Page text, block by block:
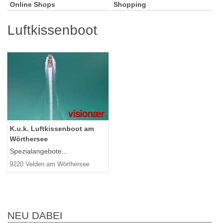
Online Shops Shopping
Luftkissenboot
K.u.k. Luftkissenboot am
Wörthersee
Spezialangebote...
9220 Velden am Wörthersee
NEU DABEI